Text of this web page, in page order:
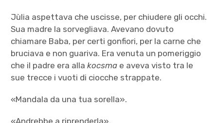
Jùlia aspettava che uscisse, per chiudere gli occhi.
Sua madre la sorvegliava. Avevano dovuto
chiamare Baba, per certi gonfiori, per la carne che
bruciava e non guariva. Era venuta un pomeriggio
che il padre era allakocsma e aveva visto tra le
sue trecce i vuoti di ciocche strappate.
«Mandala da una tua sorella».